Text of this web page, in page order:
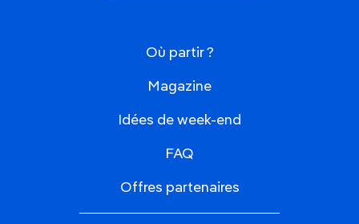
Où partir ?
Magazine
Idées de week-end
FAQ
Offres partenaires